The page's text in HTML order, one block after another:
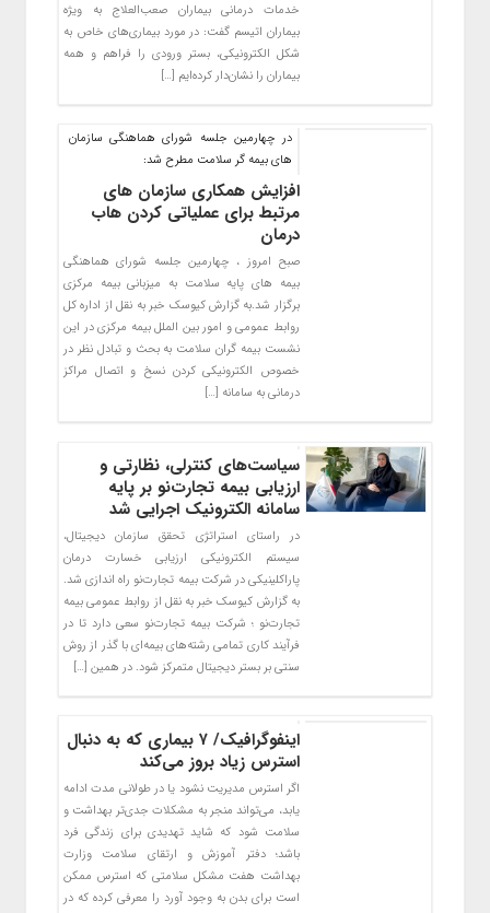
خدمات درمانی بیماران صعب‌العلاج به ویژه
بیماران اتیسم گفت: در مورد بیماری‌های خاص به
شکل الکترونیکی، بستر ورودی را فراهم و همه
بیماران را نشان‌دار کرده‌ایم […]
در چهارمین جلسه شورای هماهنگی سازمان
های بیمه گر سلامت مطرح شد:
افزایش همکاری سازمان های
مرتبط برای عملیاتی کردن هاب
درمان
صبح امروز ، چهارمین جلسه شورای هماهنگی
بیمه های پایه سلامت به میزبانی بیمه مرکزی
برگزار شد.به گزارش کیوسک خبر به نقل از اداره کل
روابط عمومی و امور بین الملل بیمه مرکزی در این
نشست بیمه گران سلامت به بحث و تبادل نظر در
خصوص الکترونیکی کردن نسخ و اتصال مراکز
درمانی به سامانه […]
سیاست‌های کنترلی، نظارتی و
ارزیابی بیمه تجارت‌نو بر پایه
سامانه الکترونیک اجرایی شد
در راستای استراتژی تحقق سازمان دیجیتال،
سیستم الکترونیکی ارزیابی خسارت درمان
پاراکلینیکی در شرکت بیمه تجارت‌نو راه اندازی شد.
به گزارش کیوسک خبر به نقل از روابط عمومی بیمه
تجارت‌نو ؛ شرکت بیمه تجارت‌نو سعی دارد تا در
فرآیند کاری تمامی رشته‌های بیمه‌ای با گذر از روش
سنتی بر بستر دیجیتال متمرکز شود. در همین […]
اینفوگرافیک/ ۷ بیماری که به دنبال
استرس زیاد بروز می‌کند
اگر استرس مدیریت نشود یا در طولانی مدت ادامه
یابد، می‌تواند منجر به مشکلات جدی‌تر بهداشت و
سلامت شود که شاید تهدیدی برای زندگی فرد
باشد؛ دفتر آموزش و ارتقای سلامت وزارت
بهداشت هفت مشکل سلامتی که استرس ممکن
است برای بدن به وجود آورد را معرفی کرده که در